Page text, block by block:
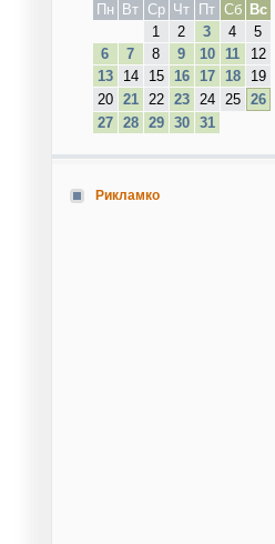
Пн
Вт Ср Чт Пт Сб
Вс
1
2 3 4
5
6
7 8 9 10 11
12
13
14 15 16 17 18
19
20
21 22 23 24 25
26
27
28 29 30 31
Рикламко